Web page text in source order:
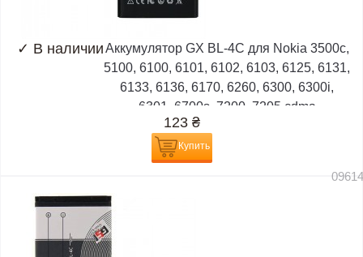
✓ В наличииАккумулятор GX BL-4C для Nokia 3500c,
5100, 6100, 6101, 6102, 6103, 6125, 6131,
6133, 6136, 6170, 6260, 6300, 6300i,
6301, 6700s, 7200, 7205 cdma
123 ₴
Купить